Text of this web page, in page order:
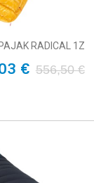
RADICAL 1Z
€ 556,50 €